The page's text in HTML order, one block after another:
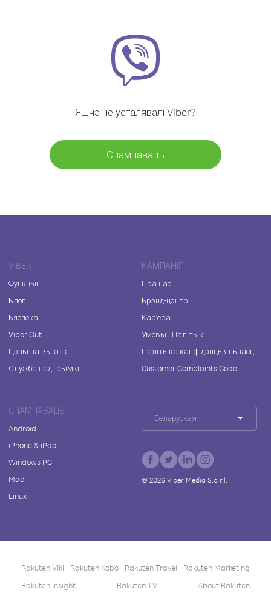
Яшчэ не ўсталявалі Viber?
Спампаваць
VIBER
Функцыі
Блог
Бяспека
Viber Out
Цэны на выклікі
Служба падтрымкі
КАМПАНІЯ
Пра нас
Брэнд-цэнтр
Кар'ера
Умовы і Палітыкі
Палітыка канфідэнцыяльнасці
Customer Complaints Code
СПАМПАВАЦЬ
Android
iPhone & iPad
Windows PC
Mac
Linux
Беларуская
© 2026Viber Media S.à r.l.
Rakuten Viki Rakuten Kobo Rakuten Travel
Rakuten Marketing
Rakuten Insight
Rakuten TV About Rakuten